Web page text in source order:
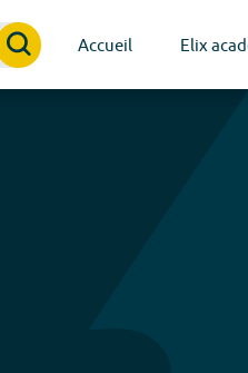
Accueil Elix